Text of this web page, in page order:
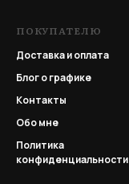
ПОКУПАТЕЛЮ
Доставка и оплата
Блог о графике
Контакты
Обо мне
Политика
конфиденциальности